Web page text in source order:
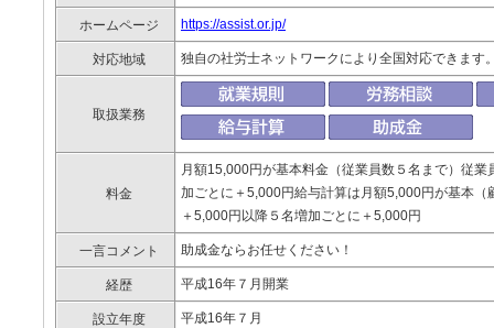
ホームページ https://assist.or.jp/
対応地域 独自の社労士ネットワークにより全国対応できます
取扱業務
料金
月額15,000円が基本料金（従業員数５名まで）従
加ごとに＋5,000円給与計算は月額5,000円が基本
＋5,000円以降５名増加ごとに＋5,000円
一言コメント 助成金ならお任せください！
経歴 平成16年７月開業
設立年度 平成16年７月